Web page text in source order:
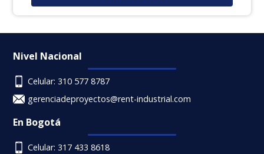
Nivel Nacional
Celular: 310 577 8787
gerenciadeproyectos@rent-industrial.com
En Bogotá
Celular: 317 433 8618